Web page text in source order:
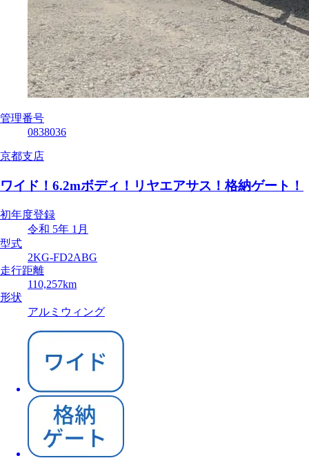
管理番号
0838036
京都支店
ワイド！6.2mボディ！リヤエアサス！格納ゲート！
初年度登録
令和 5年 1月
型式
2KG-FD2ABG
走行距離
110,257km
形状
アルミウィング